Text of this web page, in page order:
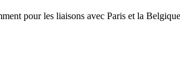
pour les liaisons avec Paris et la